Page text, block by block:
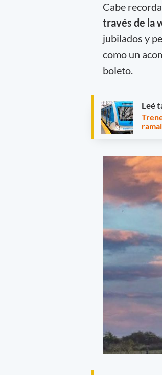
Cabe
través de la
jubilados y
como un
boleto.
Leé